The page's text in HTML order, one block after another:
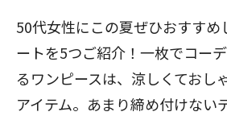
50代女性にこの夏ぜひおすすめ
ートを5つご紹介！一枚でコー
るワンピースは、涼しくておし
アイテム。あまり締め付けない
閉じる